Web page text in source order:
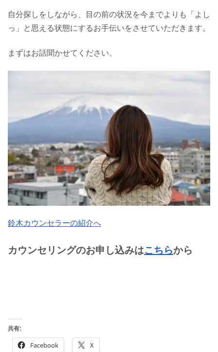
自分探しをしながら、目の前の状況を今までよりも「よし
っ」と思える状態にするお手伝いをさせていただきます。
まずはお話聞かせてください。
鈴木カウンセラーの紹介へ
カウンセリングのお申し込みはこちらから
共有:
Facebook X